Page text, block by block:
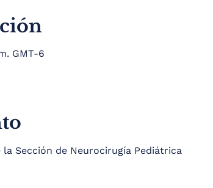
GMT-6
la Sección de Neurocirugía Pediátrica